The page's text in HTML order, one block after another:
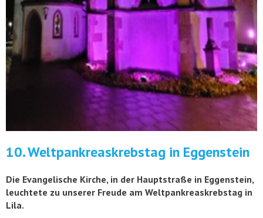
10. Weltpankreaskrebstag in Eggenstein
Die Evangelische Kirche, in der Hauptstraße in Eggenstein,
leuchtete zu unserer Freude am Weltpankreaskrebstag in
Lila.